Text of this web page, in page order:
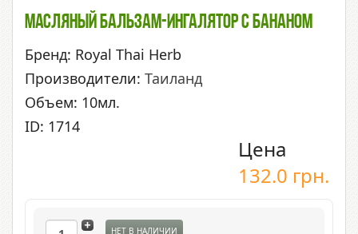
Масляный Бальзам-Ингалятор С Бананом
Бренд: Royal Thai Herb
Производители: Таиланд
Объем: 10мл.
ID: 1714
Цена
132.0 грн.
НЕТ В НАЛИЧИИ